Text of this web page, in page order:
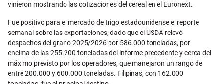
vinieron mostrando las cotizaciones del cereal en el Euronext.
Fue positivo para el mercado de trigo estadounidense el reporte
semanal sobre las exportaciones, dado que el USDA relevó
despachos del grano 2025/2026 por 586.000 toneladas, por
encima de las 255.200 toneladas del informe precedente y cerca del
máximo previsto por los operadores, que manejaron un rango de
entre 200.000 y 600.000 toneladas. Filipinas, con 162.000